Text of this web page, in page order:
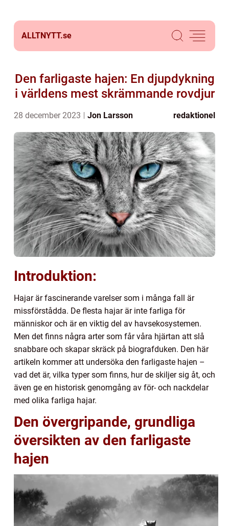
ALLTNYTT.se
Den farligaste hajen: En djupdykning
i världens mest skrämmande rovdjur
28 december 2023 Jon Larsson redaktionel
Introduktion:
Hajar är fascinerande varelser som i många fall är
missförstådda. De flesta hajar är inte farliga för
människor och är en viktig del av havsekosystemen.
Men det finns några arter som får våra hjärtan att slå
snabbare och skapar skräck på biografduken. Den här
artikeln kommer att undersöka den farligaste hajen –
vad det är, vilka typer som finns, hur de skiljer sig åt, och
även ge en historisk genomgång av för- och nackdelar
med olika farliga hajar.
Den övergripande, grundliga
översikten av den farligaste
hajen